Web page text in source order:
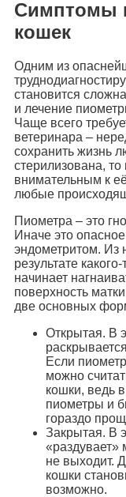
Симптомы
кошек
Одним из
становится
и лечение
Чаще всего
ветеринара –
сохранить жизнь
стерилизована,
внимательным к
любые
Пиометра – это
Иначе это
эндометритом. Из
результате
начинает
поверхность
две основных
Открытая. В
Если
можно
кошки, ведь
пиометры и
гораздо
Закрытая. В
«раздувает»
не выходит.
кошки
возможно.